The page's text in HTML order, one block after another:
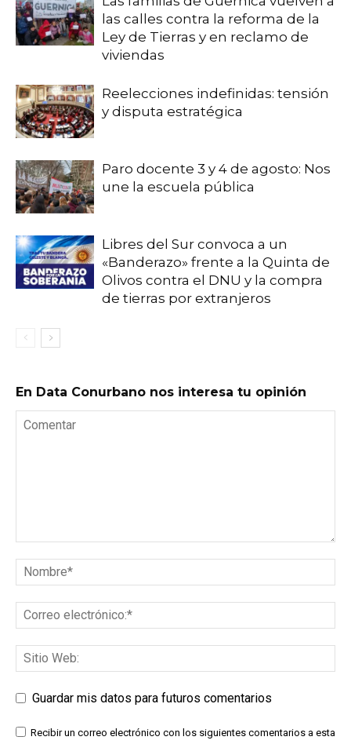
las calles contra la reforma de la
Ley de Tierras y en reclamo de
viviendas
Reelecciones indefinidas: tensión
y disputa estratégica
Paro docente 3 y 4 de agosto: Nos
une la escuela pública
Libres del Sur convoca a un
«Banderazo» frente a la Quinta de
Olivos contra el DNU y la compra
de tierras por extranjeros
En Data Conurbano nos interesa tu opinión
Guardar mis datos para futuros comentarios
Recibir un correo electrónico con los siguientes comentarios a esta